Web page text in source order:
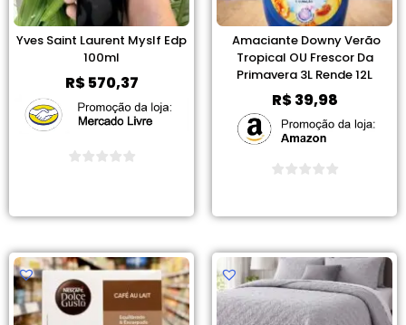
Yves Saint Laurent Myslf Edp
100ml
R$570,37
Amaciante Downy Verão
Tropical OU Frescor Da
Primavera 3L Rende 12L
R$39,98